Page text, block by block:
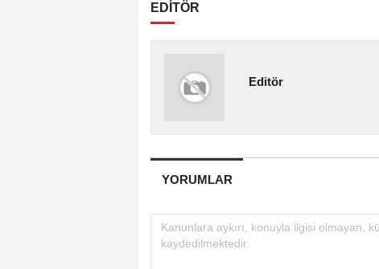
EDİTÖR
Editör
YORUMLAR